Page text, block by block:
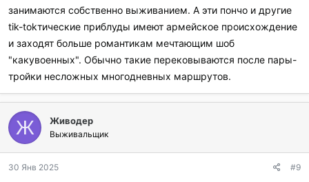
занимаются собственно выживанием. А эти пончо и другие
tik-tokтические приблуды имеют армейское происхождение
и заходят больше романтикам мечтающим шоб
"какувоенных". Обычно такие перековываются после пары-
тройки несложных многодневных маршрутов.
Ж Живодер
Выживальщик
30 Янв 2025 #9